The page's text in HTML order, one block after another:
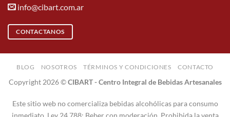
info@cibart.com.ar
CONTACTANOS
BLOG NOSOTROS TÉRMINOS Y CONDICIONES CONTACTO
Copyright 2026 ©CIBART - Centro Integral de Bebidas Artesanales
Este sitio web no comercializa bebidas alcohólicas para consumo